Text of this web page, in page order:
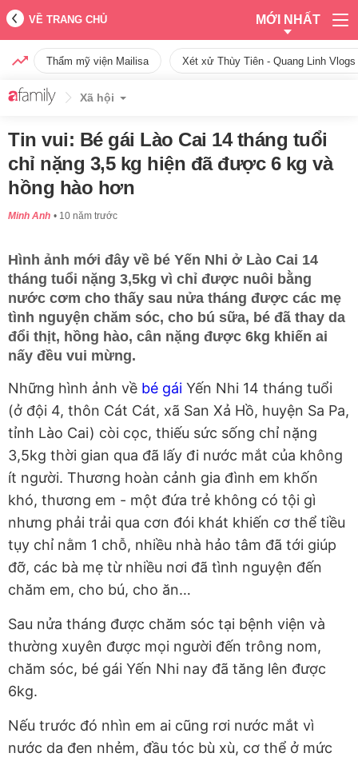
VỀ TRANG CHỦ MỚI NHẤT
Thẩm mỹ viện Mailisa Xét xử Thùy Tiên - Quang Linh
Xã hội
Tin vui: Bé gái Lào Cai 14 tháng tuổi
chỉ nặng 3,5 kg hiện đã được 6 kg và
hồng hào hơn
Minh Anh 10 năm trước
Hình ảnh mới đây về bé Yến Nhi ở Lào Cai 14
tháng tuổi nặng 3,5kg vì chỉ được nuôi bằng
nước cơm cho thấy sau nửa tháng được các mẹ
tình nguyện chăm sóc, cho bú sữa, bé đã thay da
đổi thịt, hồng hào, cân nặng được 6kg khiến ai
nấy đều vui mừng.
Những hình ảnh về bé gái Yến Nhi 14 tháng tuổi
(ở đội 4, thôn Cát Cát, xã San Xả Hồ, huyện Sa Pa,
tỉnh Lào Cai) còi cọc, thiếu sức sống chỉ nặng
3,5kg thời gian qua đã lấy đi nước mắt của không
ít người. Thương hoàn cảnh gia đình em khốn
khó, thương em - một đứa trẻ không có tội gì
nhưng phải trải qua cơn đói khát khiến cơ thể tiều
tụy chỉ nằm 1 chỗ, nhiều nhà hảo tâm đã tới giúp
đỡ, các bà mẹ từ nhiều nơi đã tình nguyện đến
chăm em, cho bú, cho ăn…
Sau nửa tháng được chăm sóc tại bệnh viện và
thường xuyên được mọi người đến trông nom,
chăm sóc, bé gái Yến Nhi nay đã tăng lên được
6kg.
Nếu trước đó nhìn em ai cũng rơi nước mắt vì
nước da đen nhẻm, đầu tóc bù xù, cơ thể ở mức